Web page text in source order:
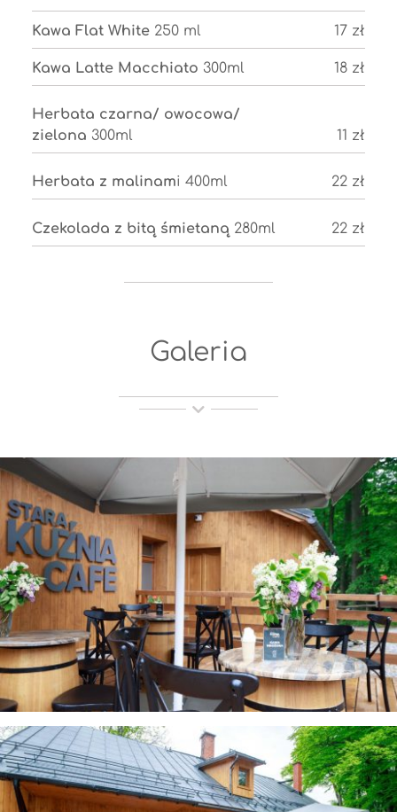
Kawa Flat White 250 ml 17 zł
Kawa Latte Macchiato 300ml 18 zł
Herbata czarna/ owocowa/
zielona 300ml 11 zł
Herbata z malinami 400ml 22 zł
Czekolada z bitą śmietaną 280ml 22 zł
Galeria